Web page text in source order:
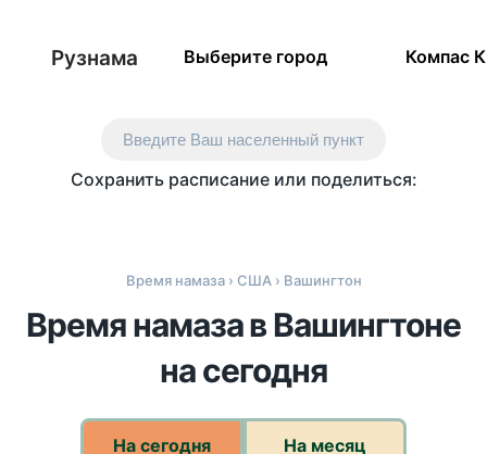
Рузнама Выберите город Компас
Введите Ваш населенный пункт
Сохранить расписание или поделиться:
Время намаза› США› Вашингтон
Время намаза в Вашингтоне
на сегодня
На сегодня На месяц